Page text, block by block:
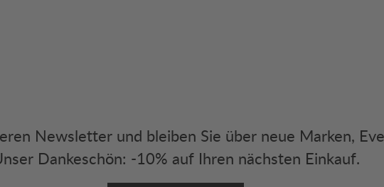
Newsletter und bleiben Sie über neue Marken,
Dankeschön: -10% auf Ihren nächsten Einkauf.